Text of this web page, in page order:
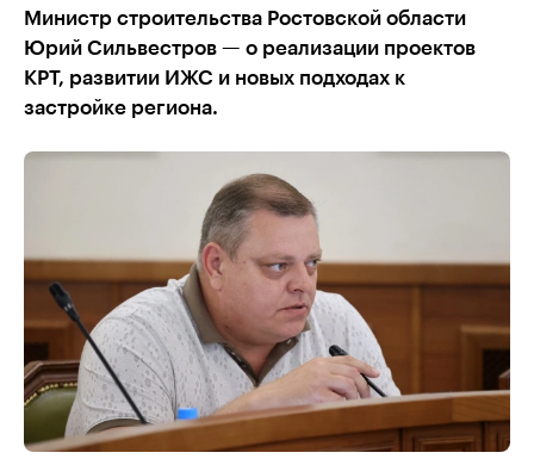
Министр строительства Ростовской области
Юрий Сильвестров — о реализации проектов
КРТ, развитии ИЖС и новых подходах к
застройке региона.